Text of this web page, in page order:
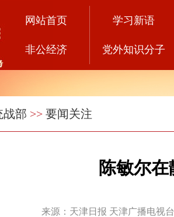
网站首页
非公经济
学习新语
党外知识分子
战部 >> 要闻关注
陈敏尔
来源：天津日报 天津广播电